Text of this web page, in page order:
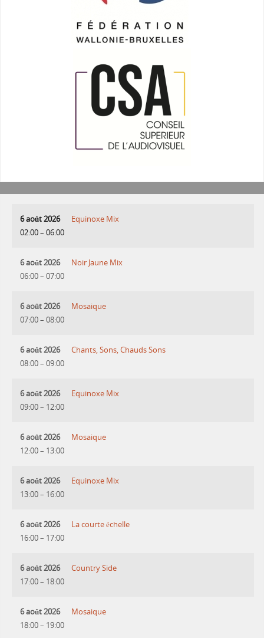
6 août 2026
02:00– 06:00
Equinoxe Mix
6 août 2026
06:00– 07:00
Noir Jaune Mix
6 août 2026
07:00– 08:00
Mosaique
6 août 2026
08:00– 09:00
Chants, Sons, Chauds Sons
6 août 2026
09:00– 12:00
Equinoxe Mix
6 août 2026
12:00– 13:00
Mosaique
6 août 2026
13:00– 16:00
Equinoxe Mix
6 août 2026
16:00– 17:00
La courte échelle
6 août 2026
17:00– 18:00
Country Side
6 août 2026
18:00– 19:00
Mosaique